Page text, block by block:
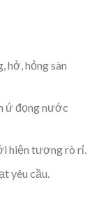
hở, hỏng sàn
ứ đọng nước
hiện tượng rò rỉ.
yêu cầu.